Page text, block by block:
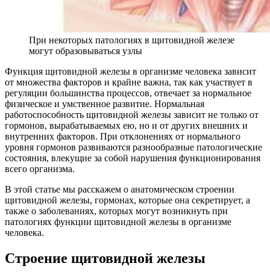
При некоторых патологиях в щитовидной железе
могут образовываться узлы
Функция щитовидной железы в организме человека зависит
от множества факторов и крайне важна, так как участвует в
регуляции большинства процессов, отвечает за нормальное
физическое и умственное развитие. Нормальная
работоспособность щитовидной железы зависит не только от
гормонов, вырабатываемых ею, но и от других внешних и
внутренних факторов. При отклонениях от нормального
уровня гормонов развиваются разнообразные патологические
состояния, влекущие за собой нарушения функционирования
всего организма.
В этой статье мы расскажем о анатомическом строении
щитовидной железы, гормонах, которые она секретирует, а
также о заболеваниях, которых могут возникнуть при
патологиях функции щитовидной железы в организме
человека.
Строение щитовидной железы